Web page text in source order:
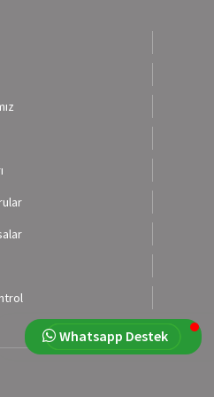
Whatsapp Destek